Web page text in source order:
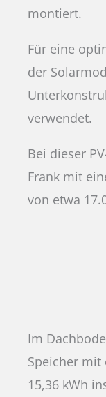
montiert.
Für eine
der
verwendet.
Bei dieser
Frank mit
von etwa
Im
Speicher mit
15,36 kWh